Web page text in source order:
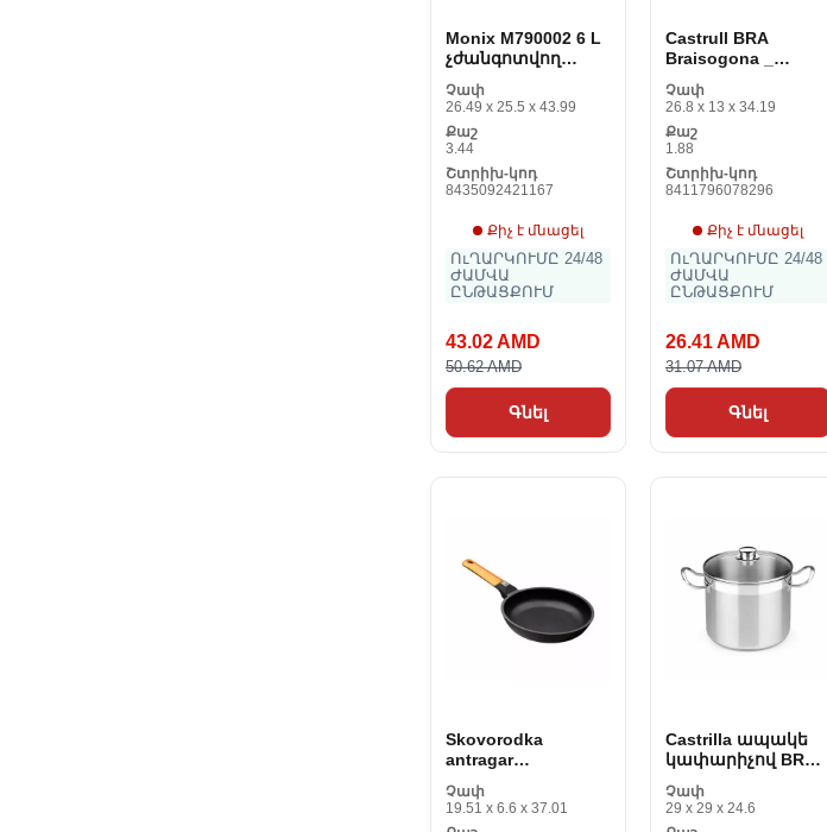
Monix M790002 6 L
չժանգոտվող
Չափ
26.49 x 25.5 x 43.99
Քաշ
3.44
Շտրիխ-կոդ
8435092421167
Քիչ է մնացել
ՈւՂԱՐԿՈՒՄԸ 24/48
ԺԱՄՎԱ
ԸՆԹԱՑՔՈՒՄ
43.02 AMD
50.62 AMD
Գնել
Castrull BRA
Braisogona _
Stal չժանգոտվող
L չժանգոտվող
պողպատը 18/10
Չափ
26.8 x 13 x 34.19
Քաշ
1.88
Շտրիխ-կոդ
8411796078296
Քիչ է մնացել
ՈւՂԱՐԿՈՒՄԸ 24/48
ԺԱՄՎԱ
ԸՆԹԱՑՔՈՒՄ
26.41 AMD
31.07 AMD
Գնել
Skovorodka
antragar
A281218 (18 cm)
Չափ
19.51 x 6.6 x 37.01
Castrilla ապակե
կափարիչով BRA
չժանգոտվող
Չափ
29 x 29 x 24.6